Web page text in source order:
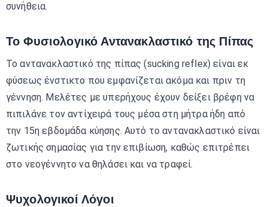
συνήθεια.
Το Φυσιολογικό Αντανακλαστικό της Πίπας
Το αντανακλαστικό της πίπας (sucking reflex) είναι εκ
φύσεως ένστικτο που εμφανίζεται ακόμα και πριν τη
γέννηση. Μελέτες με υπερήχους έχουν δείξει βρέφη να
πιπιλάνε τον αντίχειρά τους μέσα στη μήτρα ήδη από
την 15η εβδομάδα κύησης. Αυτό το αντανακλαστικό είναι
ζωτικής σημασίας για την επιβίωση, καθώς επιτρέπει
στο νεογέννητο να θηλάσει και να τραφεί.
Ψυχολογικοί Λόγοι